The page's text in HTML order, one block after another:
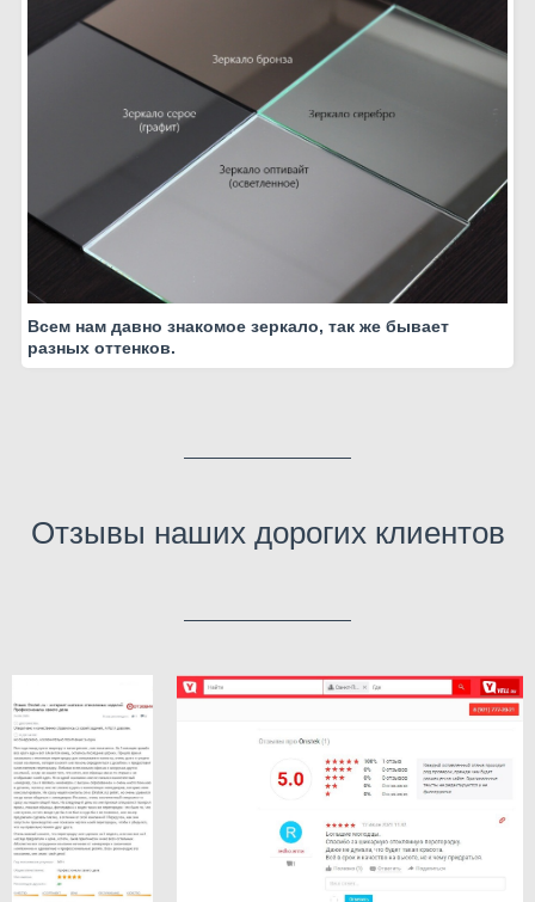
Всем нам давно знакомое зеркало, так же бывает
разных оттенков.
Отзывы наших дорогих клиентов